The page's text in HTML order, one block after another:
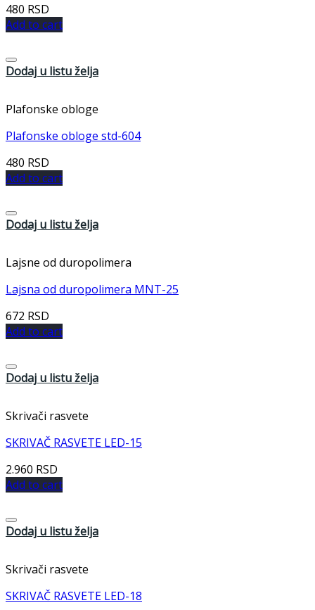
480 RSD
Add to cart
Dodaj u listu želja
Plafonske obloge
Plafonske obloge std-604
480 RSD
Add to cart
Dodaj u listu želja
Lajsne od duropolimera
Lajsna od duropolimera MNT-25
672 RSD
Add to cart
Dodaj u listu želja
Skrivači rasvete
SKRIVAČ RASVETE LED-15
2.960 RSD
Add to cart
Dodaj u listu želja
Skrivači rasvete
SKRIVAČ RASVETE LED-18